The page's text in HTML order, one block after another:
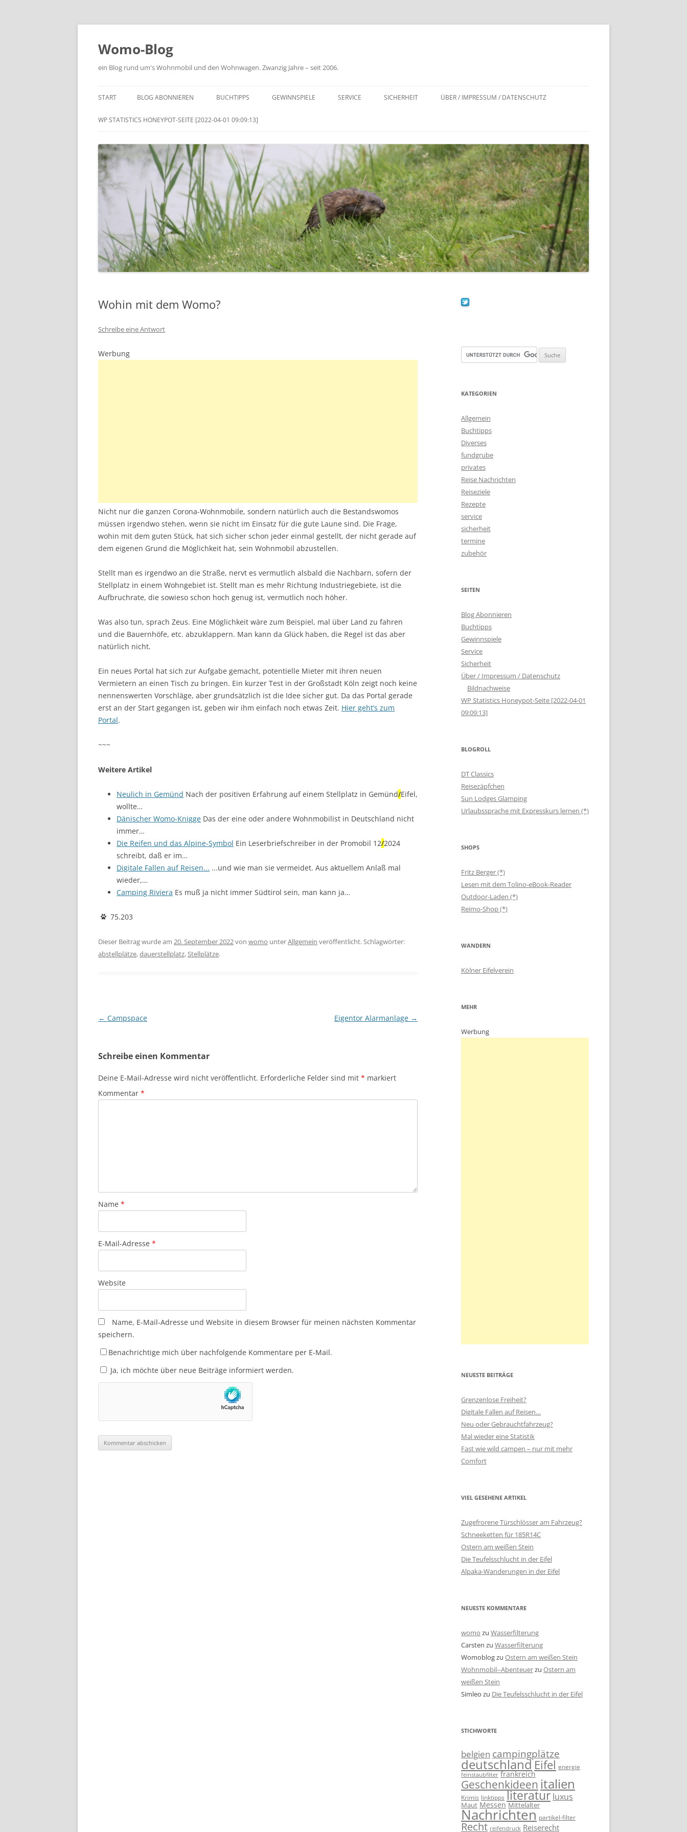
Zum
Womo-Blog
ein Blog rund um's Wohnmobil und den Wohnwagen. Zwanzig Jahre – seit 2006.
START BLOG ABONNIEREN BUCHTIPPS GEWINNSPIELE SERVICE SICHERHEIT ÜBER / IMPRESSUM / DATENSCHUTZ
WP STATISTICS HONEYPOT-SEITE [2022-04-01 09:09:13]
Wohin mit dem Womo?
Schreibe eine Antwort
Werbung
Nicht nur die ganzen Corona-Wohnmobile, sondern natürlich auch die Bestandswomos
müssen irgendwo stehen, wenn sie nicht im Einsatz für die gute Laune sind. Die Frage,
wohin mit dem guten Stück, hat sich sicher schon jeder einmal gestellt, der nicht gerade auf
dem eigenen Grund die Möglichkeit hat, sein Wohnmobil abzustellen.
Stellt man es irgendwo an die Straße, nervt es vermutlich alsbald die Nachbarn, sofern der
Stellplatz in einem Wohngebiet ist. Stellt man es mehr Richtung Industriegebiete, ist die
Aufbruchrate, die sowieso schon hoch genug ist, vermutlich noch höher.
Was also tun, sprach Zeus. Eine Möglichkeit wäre zum Beispiel, mal über Land zu fahren
und die Bauernhöfe, etc. abzuklappern. Man kann da Glück haben, die Regel ist das aber
natürlich nicht.
Ein neues Portal hat sich zur Aufgabe gemacht, potentielle Mieter mit ihren neuen
Vermietern an einen Tisch zu bringen. Ein kurzer Test in der Großstadt Köln zeigt noch keine
nennenswerten Vorschläge, aber grundsätzlich ist die Idee sicher gut. Da das Portal gerade
erst an der Start gegangen ist, geben wir ihm einfach noch etwas Zeit. Hier geht’s zum
Portal.
~~~
Weitere Artikel
Neulich in Gemünd Nach der positiven Erfahrung auf einem Stellplatz in Gemünd/Eifel,
wollte…
Dänischer Womo-Knigge Das der eine oder andere Wohnmobilist in Deutschland nicht
immer…
Die Reifen und das Alpine-Symbol Ein Leserbriefschreiber in der Promobil 12/2024
schreibt, daß er im…
Digitale Fallen auf Reisen... ...und wie man sie vermeidet. Aus aktuellem Anlaß mal
wieder,…
Camping Riviera Es muß ja nicht immer Südtirol sein, man kann ja…
75.203
Dieser Beitrag wurde am 20. September 2022von womo unterAllgemein veröffentlicht. Schlagwörter:
abstellplätze,dauerstellplatz, Stellplätze.
Beitragsnavigation
← Campspace Eigentor Alarmanlage →
Schreibe einen Kommentar
Deine E-Mail-Adresse wird nicht veröffentlicht. Erforderliche Felder sind mit * markiert
Kommentar *
Name *
E-Mail-Adresse *
Website
Name, E-Mail-Adresse und Website in diesem Browser für meinen nächsten Kommentar
speichern.
Benachrichtige mich über nachfolgende Kommentare per E-Mail.
Ja, ich möchte über neue Beiträge informiert werden.
KATEGORIEN
Allgemein
Buchtipps
Diverses
fundgrube
privates
Reise Nachrichten
Reiseziele
Rezepte
service
sicherheit
termine
zubehör
SEITEN
Blog Abonnieren
Buchtipps
Gewinnspiele
Service
Sicherheit
Über / Impressum / Datenschutz
Bildnachweise
WP Statistics Honeypot-Seite [2022-04-01
09:09:13]
BLOGROLL
DT Classics
Reisezäpfchen
Sun Lodges Glamping
Urlaubssprache mit Expresskurs lernen (*)
SHOPS
Fritz Berger (*)
Lesen mit dem Tolino-eBook-Reader
Outdoor-Laden (*)
Reimo-Shop (*)
WANDERN
Kölner Eifelverein
MEHR
Werbung
NEUESTE BEITRÄGE
Grenzenlose Freiheit?
Digitale Fallen auf Reisen…
Neu oder Gebrauchtfahrzeug?
Mal wieder eine Statistik
Fast wie wild campen – nur mit mehr
Comfort
VIEL GESEHENE ARTIKEL
Zugefrorene Türschlösser am Fahrzeug?
Schneeketten für 185R14C
Ostern am weißen Stein
Die Teufelsschlucht in der Eifel
Alpaka-Wanderungen in der Eifel
NEUESTE KOMMENTARE
womo zu Wasserfilterung
Carsten zu Wasserfilterung
Womoblogzu Ostern am weißen Stein
Wohnmobil--Abenteuerzu Ostern am
weißen Stein
Simleo zu Die Teufelsschlucht in der Eifel
STICHWORTE
belgien campingplätze
deutschland Eifel energie
feinstaubfilter frankreich
Geschenkideen italien
Krimis linktipps literatur luxus
Maut Messen Mittelalter
Nachrichten partikel-filter
Recht reifendruck Reiserecht